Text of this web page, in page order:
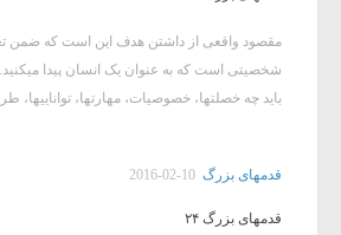
مقصود واقعی از داشتن هدف این است که ضمن
شخصیتی است که به عنوان یک انسان پیدا
باید چه خصلتها، خصوصیات، مهارتها، تواناییها،
قدمهای بزرگ 2016-02-10
قدمهای بزرگ ۲۴